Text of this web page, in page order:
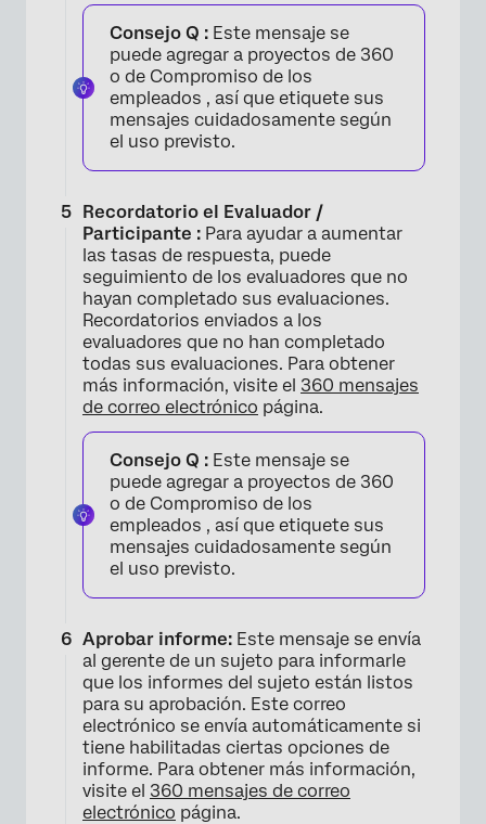
Consejo Q : Este mensaje se
puede agregar a proyectos de 360 ​​
o de Compromiso de los
empleados , así que etiquete sus
mensajes cuidadosamente según
el uso previsto.
Recordatorio el Evaluador /
Participante : Para ayudar a aumentar
las tasas de respuesta, puede
seguimiento de los evaluadores que no
hayan completado sus evaluaciones.
Recordatorios enviados a los
evaluadores que no han completado
todas sus evaluaciones. Para obtener
más información, visite el 360 mensajes
de correo electrónico página.
Consejo Q : Este mensaje se
puede agregar a proyectos de 360 ​​
o de Compromiso de los
empleados , así que etiquete sus
mensajes cuidadosamente según
el uso previsto.
Aprobar informe: Este mensaje se envía
al gerente de un sujeto para informarle
que los informes del sujeto están listos
para su aprobación. Este correo
electrónico se envía automáticamente si
tiene habilitadas ciertas opciones de
informe. Para obtener más información,
visite el 360 mensajes de correo
electrónico página.